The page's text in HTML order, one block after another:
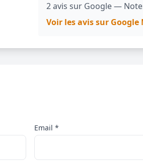
2 avis sur Google —
Voir les avis sur Google
Email *